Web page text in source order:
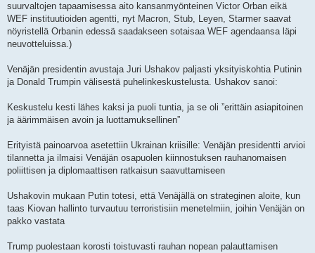
suurvaltojen tapaamisessa aito kansanmyönteinen Victor Orban eikä
WEF instituutioiden agentti, nyt Macron, Stub, Leyen, Starmer saavat
nöyristellä Orbanin edessä saadakseen sotaisaa WEF agendaansa läpi
neuvotteluissa.)
Venäjän presidentin avustaja Juri Ushakov paljasti yksityiskohtia Putinin
ja Donald Trumpin välisestä puhelinkeskustelusta. Ushakov sanoi:
Keskustelu kesti lähes kaksi ja puoli tuntia, ja se oli ”erittäin asiapitoinen
ja äärimmäisen avoin ja luottamuksellinen”
Erityistä painoarvoa asetettiin Ukrainan kriisille: Venäjän presidentti arvioi
tilannetta ja ilmaisi Venäjän osapuolen kiinnostuksen rauhanomaisen
poliittisen ja diplomaattisen ratkaisun saavuttamiseen
Ushakovin mukaan Putin totesi, että Venäjällä on strateginen aloite, kun
taas Kiovan hallinto turvautuu terroristisiin menetelmiin, joihin Venäjän on
pakko vastata
Trump puolestaan ​​korosti toistuvasti rauhan nopean palauttamisen